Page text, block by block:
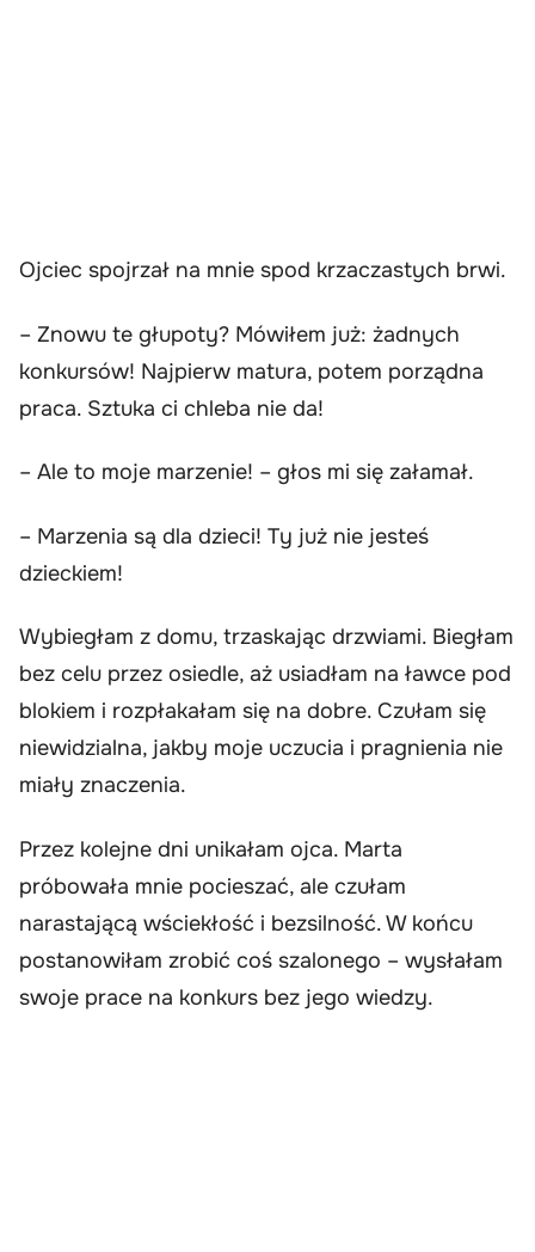
Ojciec spojrzał na mnie spod krzaczastych brwi.
– Znowu te głupoty? Mówiłem już: żadnych
konkursów! Najpierw matura, potem porządna
praca. Sztuka ci chleba nie da!
– Ale to moje marzenie! – głos mi się załamał.
– Marzenia są dla dzieci! Ty już nie jesteś
dzieckiem!
Wybiegłam z domu, trzaskając drzwiami. Biegłam
bez celu przez osiedle, aż usiadłam na ławce pod
blokiem i rozpłakałam się na dobre. Czułam się
niewidzialna, jakby moje uczucia i pragnienia nie
miały znaczenia.
Przez kolejne dni unikałam ojca. Marta
próbowała mnie pocieszać, ale czułam
narastającą wściekłość i bezsilność. W końcu
postanowiłam zrobić coś szalonego – wysłałam
swoje prace na konkurs bez jego wiedzy.